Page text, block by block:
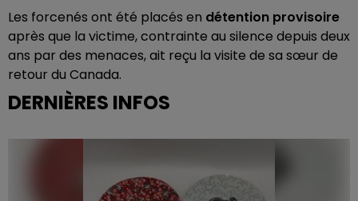
Les forcenés ont été placés en détention provisoire
après que la victime, contrainte au silence depuis deux
ans par des menaces, ait reçu la visite de sa sœur de
retour du Canada.
DERNIÈRES INFOS